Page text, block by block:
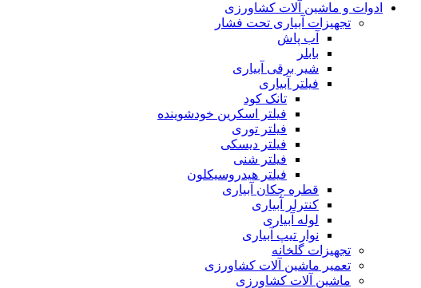
ادوات و ماشین آلات کشاورزی
تجهیزات آبیاری تحت فشار
آب پاش
بابلر
شیر برقی آبیاری
فیلتر آبیاری
تانک کود
فیلتر اسکرین خودشوینده
فیلتر توری
فیلتر دیسکی
فیلتر شنی
فیلتر هیدروسیکلون
قطره چکان آبیاری
کنترلر آبیاری
لوله آبیاری
نوار تیپ آبیاری
تجهیزات گلخانه
تعمیر ماشین آلات کشاورزی
ماشین آلات کشاورزی